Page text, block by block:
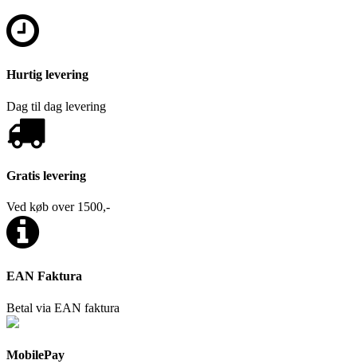
Hurtig levering
Dag til dag levering
Gratis levering
Ved køb over 1500,-
EAN Faktura
Betal via EAN faktura
MobilePay